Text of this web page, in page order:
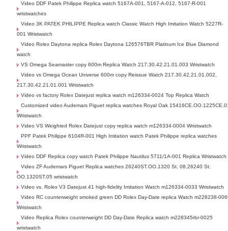
Video DDF Patek Philippe Replica watch 5167A-001, 5167-A-012, 5167-R-001
wristwatches
Video 3K PATEK PHILIPPE Replica watch Classic Watch High Imitation Watch 5227R-
001 Wristwatch
Video Rolex Daytona replica Rolex Daytona 126576TBR Platinum Ice Blue Diamond
watch
VS Omega Seamaster copy 600m Replica Watch 217.30.42.21.01.003 Wristwatch
Video vs Omega Ocean Universe 600m copy Reissue Watch 217.30.42.21.01.002,
217.30.42.21.01.001 Wristwatch
Video vs factory Rolex Datejust replica watch m126334-0024 Top Replica Watch
Customized video Audemars Piguet replica watches Royal Oak
Wristwatch
Video VS Weighted Rolex Datejust copy replica watch m126334-0004 Wristwatch
PPF Patek Philippe 6104R-001 High Imitation watch Patek Philippe replica watches
Wristwatch
Video DDF Replica copy watch Patek Philippe Nautilus 5711/1A-001 Replica Wristwatch
Video ZF Audemars Piguet Replica watches 26240ST.OO.1320 St. 08,26240 St.
OO.1320ST.05 wristwatch
Video vs. Rolex V3 Datejust 41 high-fidelity Imitation Watch m126334-0033 Wristwatch
Video RC counterweight smoked green DD Rolex Day-Date replica Watch m228238-
Wristwatch
Video Replica Rolex counterweight DD Day-Date Replica watch m228345rbr-0025
wristwatch